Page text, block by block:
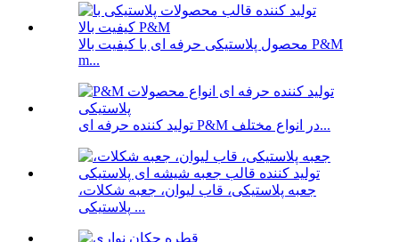
محصول پلاستیکی حرفه ای با کیفیت بالا P&M
m...
تولید کننده حرفه ای P&M در انواع مختلف...
جعبه پلاستیکی، قاب لیوان، جعبه شکلات،
پلاستیکی ...